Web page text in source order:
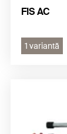
FIS AC
1 variantă